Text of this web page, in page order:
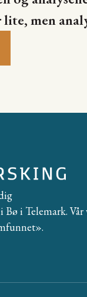
men
i Telemark. Vår